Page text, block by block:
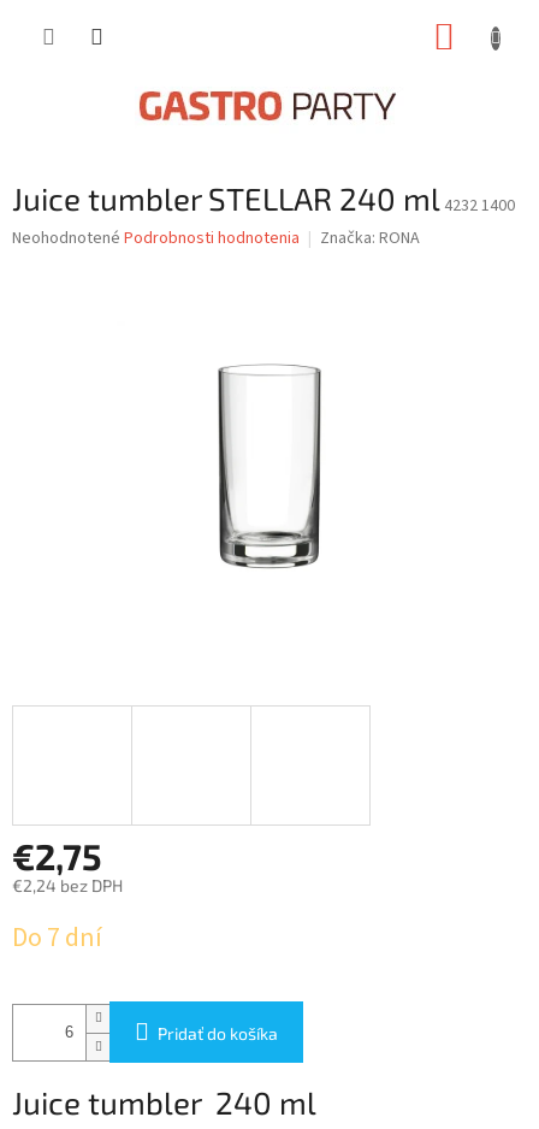
Juice tumbler STELLAR 240 ml 4232 1400
Priemerné
Neohodnotené Podrobnosti hodnotenia Značka: RONA
€2,75
€2,24 bez DPH
cena:
Do 7 dní
Pridať do košíka
Juice tumbler 240 ml